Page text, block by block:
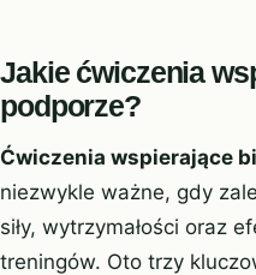
Jakie ćwiczenia
podporze?
Ćwiczenia wspierające
niezwykle ważne, gdy
siły, wytrzymałości oraz
treningów. Oto trzy